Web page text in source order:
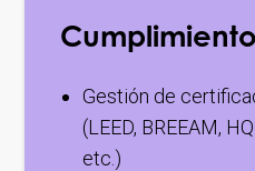
Gestión de
(LEED, BREEAM,
etc.)